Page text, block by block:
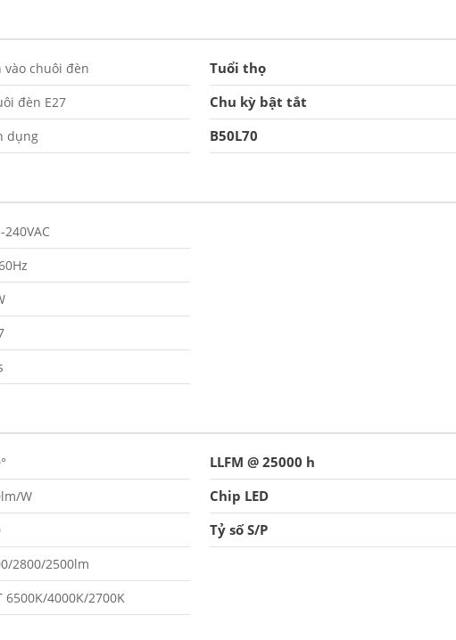
vào chuôi đèn
đèn E27
dụng
Tuổi thọ
Chu kỳ bật tắt
B50L70
240VAC
W
2800/2500lm
6500K/4000K/2700K
LLFM @ 25000 h
Chip LED
Tỷ số S/P